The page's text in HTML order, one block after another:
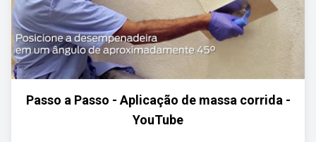
Passo a Passo - Aplicação de massa corrida -
YouTube